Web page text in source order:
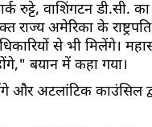
रुट्टे, वाशिंगटन डी.सी. का
अमेरिका के राष्ट्रपति,
से भी मिलेंगे।
बयान में कहा गया।
और अटलांटिक काउंसिल